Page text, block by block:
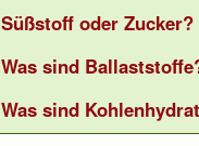
Süßstoff oder Zucker?
Was sind
Was sind